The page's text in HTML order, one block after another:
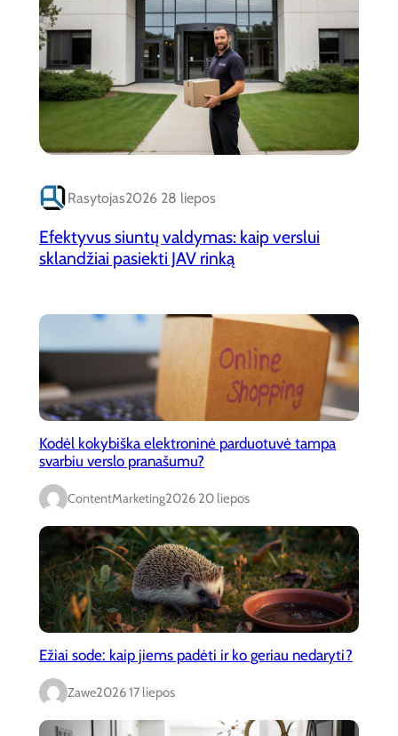
Rasytojas2026 28 liepos
Efektyvus siuntų valdymas: kaip verslui
sklandžiai pasiekti JAV rinką
Kodėl kokybiška elektroninė parduotuvė tampa
svarbiu verslo pranašumu?
ContentMarketing2026 20 liepos
Ežiai sode: kaip jiems padėti ir ko geriau nedaryti?
Zawe2026 17 liepos